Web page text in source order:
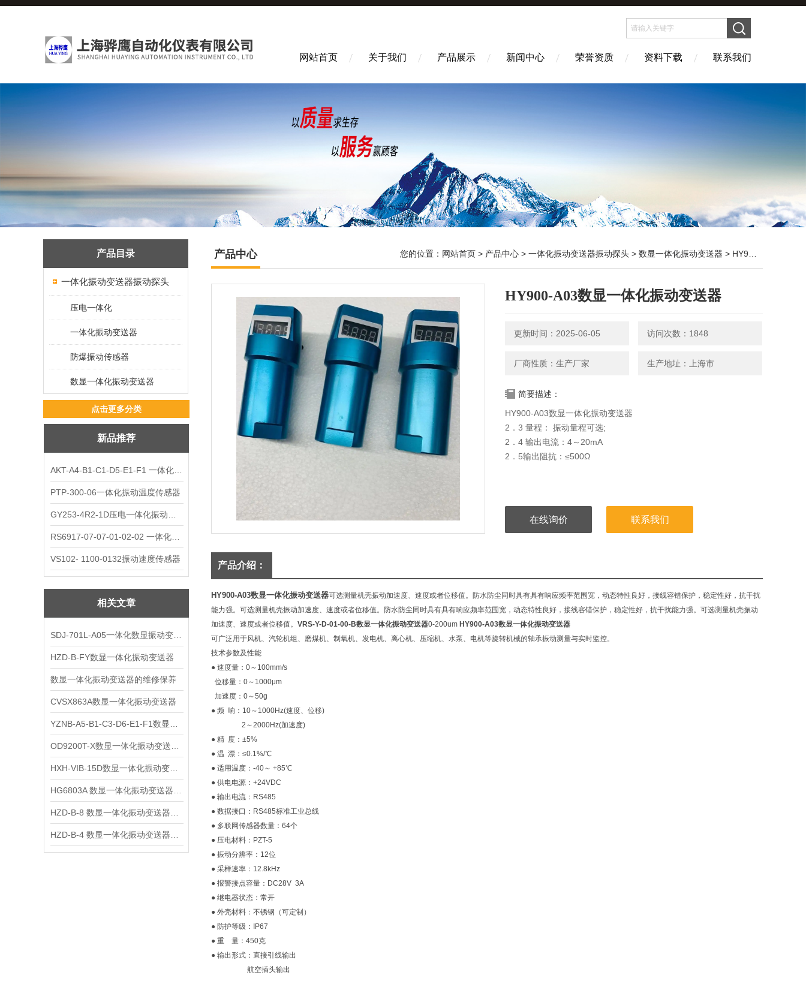
网站首页 关于我们 产品展示 新闻中心 荣誉资质 资料下载 联系我们
产品目录
一体化振动变送器振动探头
压电一体化
一体化振动变送器
防爆振动传感器
数显一体化振动变送器
点击更多分类
新品推荐
PTP-300-06一体化振动温度传感器
VS102- 1100-0132振动速度传感器
相关文章
HZD-B-FY数显一体化振动变送器
数显一体化振动变送器的维修保养
CVSX863A数显一体化振动变送器
产品中心 您的位置： 网站首页 > 产品中心 > 一体化振动变送器振动探头 > 数显一体化振动变送器 > HY900-A03数显一体化振动变送器
HY900-A03数显一体化振动变送器
更新时间：2025-06-05 访问次数：1848
厂商性质：生产厂家 生产地址：上海市
简要描述：
HY900-A03数显一体化振动变送器
2．3 量程： 振动量程可选;
2．4 输出电流：4～20mA
2．5输出阻抗：≤500Ω
在线询价 联系我们
产品介绍：
HY900-A03数显一体化振动变送器可选测量机壳振动加速度、速度或者位移值。
防水防尘同时具有具有响应频率范围宽，动态特性良好，接线容错保护，稳定性好，抗干扰
能力强。可选测量机壳振动加速度、速度或者位移值。防水防尘同时具有具有响应频率范围宽，动态特性良好，接线容错保护，稳定性好，抗干扰能力强。可选测量机壳振动
加速度、速度或者位移值。 VRS-Y-D-01-00-B数显一体化振动变送器0-200um HY900-A03数显一体化振动变送器
可广泛用于风机、汽轮机组、磨煤机、制氧机、发电机、离心机、压缩机、水泵、电机等旋转机械的轴承振动测量与实时监控。
技术参数及性能
● 速度量：0～100mm/s
位移量：0～1000μm
加速度：0～50g
● 频 响：10～1000Hz(速度、位移)
2～2000Hz(加速度)
● 精 度：±5%
● 温 漂：≤0.1%/℃
● 适用温度：-40～ +85℃
● 供电电源：+24VDC
● 输出电流：RS485
● 数据接口：RS485标准工业总线
● 多联网传感器数量：64个
● 压电材料：PZT-5
● 振动分辨率：12位
● 采样速率：12.8kHz
● 报警接点容量：DC28V 3A
● 继电器状态：常开
● 外壳材料：不锈钢（可定制）
● 防护等级：IP67
● 重 量：450克
● 输出形式：直接引线输出
航空插头输出